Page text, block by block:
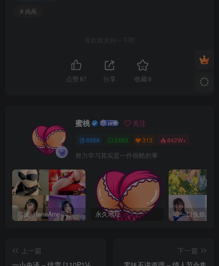
# 呙呙
喜欢就支持一下吧
点赞 87 分享 收藏 6
蜜桃 关注
6968 2463 313 842W+
努力学习其实是一件很酷的事
雨波_HaneAme-写真套图合集【持续更新中】 永久地址
上一篇
下一篇